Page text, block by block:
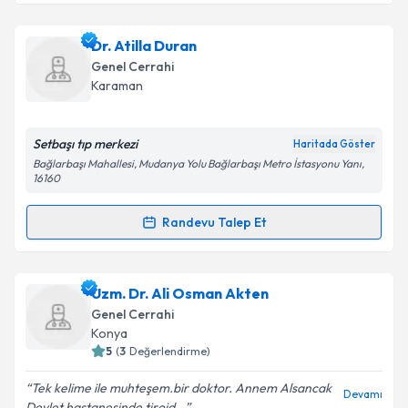
Takvim Talebini Gönder
Uzm. Dr. Zihni Kocaerkek
talebi oluşturun. Size bu uzmandan randevu almanız
için bir takvim hazırlandığında e-posta ile
Kişisel verilerimin işlenmesine ilişkin
Metni'ni okudum ve kişisel verilerimin belirtilen
Takvim Talebini Gönder
Dr. Atilla Duran
Genel Cerrahi
Karaman
Setbaşı tıp merkezi Haritada Göster
Bağlarbaşı Mahallesi, Mudanya Yolu Bağlarbaşı Metro İstasyonu Yanı,
16160
Randevu Talep Et
Randevu Takvimi Talebi
Dr. Atilla Duraniçin randevu takvimi talebi oluşturun.
Size bu uzmandan randevu almanız için bir takvim
hazırlandığında e-posta ile bilgilendireceğiz.
Uzm. Dr. Ali Osman Akten
Genel Cerrahi
Konya
5 (3 Değerlendirme)
Tek kelime ile muhteşem.bir doktor. Annem Alsancak
Devamı